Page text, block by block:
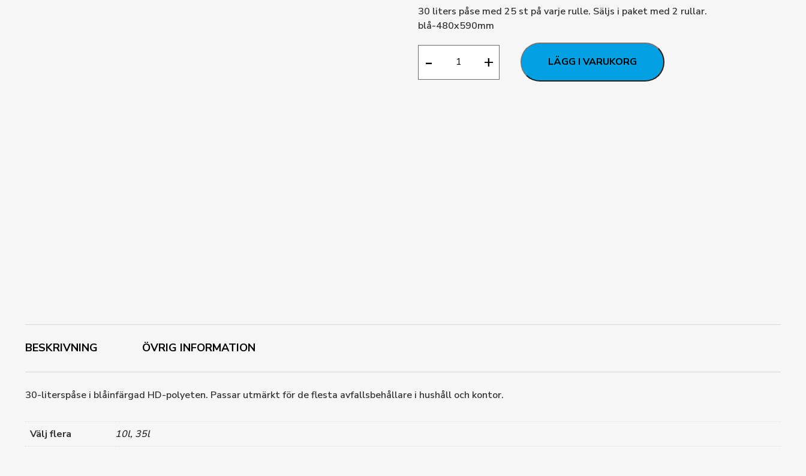
30 liters påse med 25 st på varje rulle. Säljs i paket med 2 rullar.
blå-480x590mm
-
med
knythandtag
+ LÄGG I VARUKORG
BESKRIVNING ÖVRIG INFORMATION
30-literspåse i blåinfärgad HD-polyeten. Passar utmärkt för de flesta avfallsbehållare i hushåll och kontor.
Välj flera 10l, 35l